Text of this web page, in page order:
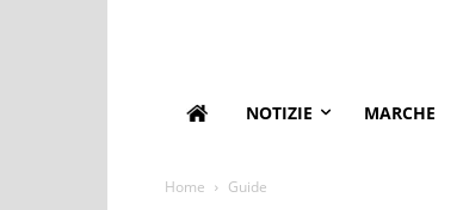
NOTIZIE MARCHE
Home Guide